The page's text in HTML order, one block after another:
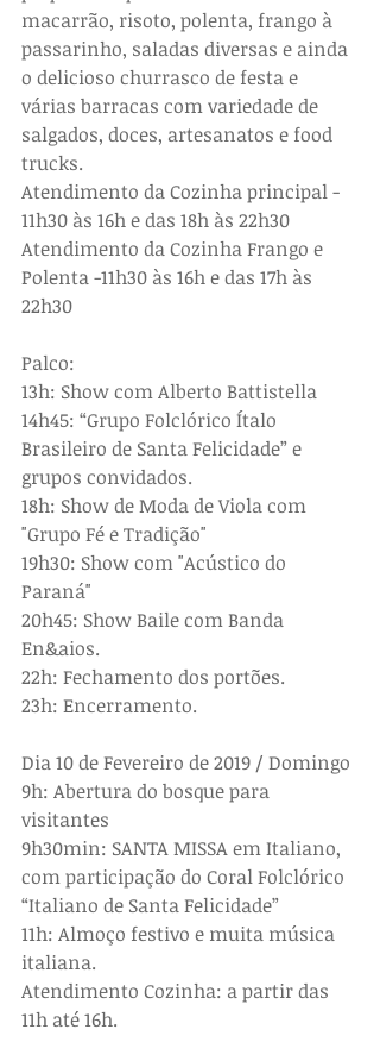
macarrão, risoto, polenta, frango à
passarinho, saladas diversas e ainda
o delicioso churrasco de festa e
várias barracas com variedade de
salgados, doces, artesanatos e food
trucks.
Atendimento da Cozinha principal -
11h30 às 16h e das 18h às 22h30
Atendimento da Cozinha Frango e
Polenta -11h30 às 16h e das 17h às
22h30
Palco:
13h: Show com Alberto Battistella
14h45: “Grupo Folclórico Ítalo
Brasileiro de Santa Felicidade” e
grupos convidados.
18h: Show de Moda de Viola com
"Grupo Fé e Tradição"
19h30: Show com "Acústico do
Paraná"
20h45: Show Baile com Banda
En&aios.
22h: Fechamento dos portões.
23h: Encerramento.
Dia 10 de Fevereiro de 2019 / Domingo
9h: Abertura do bosque para
visitantes
9h30min: SANTA MISSA em Italiano,
com participação do Coral Folclórico
“Italiano de Santa Felicidade”
11h: Almoço festivo e muita música
italiana.
Atendimento Cozinha: a partir das
11h até 16h.